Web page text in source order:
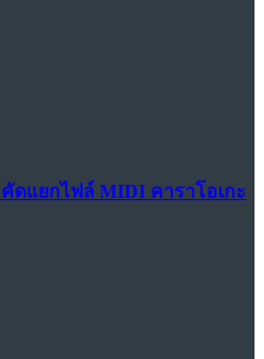
คัดแยกไฟล์ MIDI คาราโอเกะ